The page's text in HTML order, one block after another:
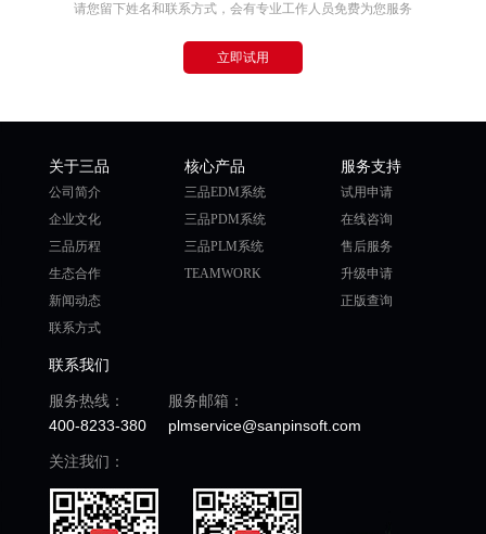
请您留下姓名和联系方式，会有专业工作人员免费为您服务
立即试用
关于三品
公司简介
企业文化
三品历程
生态合作
新闻动态
联系方式
核心产品
三品EDM系统
三品PDM系统
三品PLM系统
TEAMWORK
服务支持
试用申请
在线咨询
售后服务
升级申请
正版查询
联系我们
服务热线：
400-8233-380
服务邮箱：
plmservice@sanpinsoft.com
关注我们：